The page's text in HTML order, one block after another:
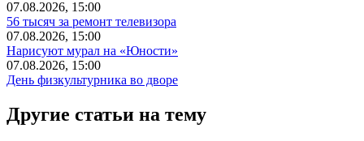
07.08.2026, 15:00
56 тысяч за ремонт телевизора
07.08.2026, 15:00
Нарисуют мурал на «Юности»
07.08.2026, 15:00
День физкультурника во дворе
Другие статьи на тему